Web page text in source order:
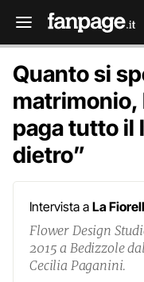
Quanto si
matrimonio,
paga tutto il
dietro”
Intervista a La
Flower Design
2015 a Bedizzole
Cecilia Paganini.